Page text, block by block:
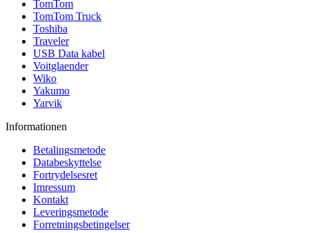
TomTom
TomTom Truck
Toshiba
Traveler
USB Data kabel
Voitglaender
Wiko
Yakumo
Yarvik
Informationen
Betalingsmetode
Databeskyttelse
Fortrydelsesret
Imressum
Kontakt
Leveringsmetode
Forretningsbetingelser